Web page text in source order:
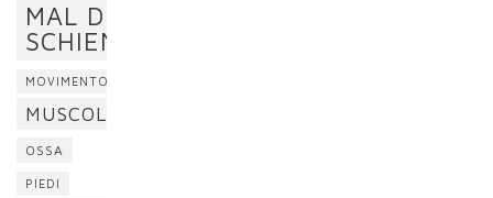
MAL DI
SCHIENA
MOVIMENTO
MUSCOLI
OSSA
PIEDI